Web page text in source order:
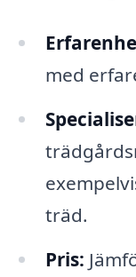
med
träd.
Pris: